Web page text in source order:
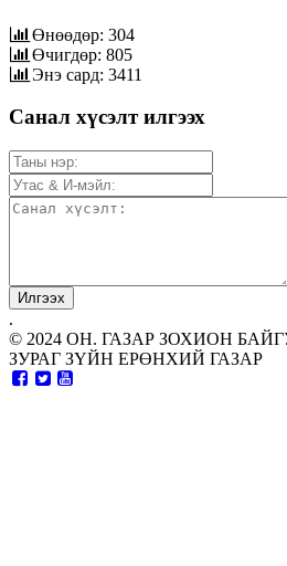
Өнөөдөр: 304
Өчигдөр: 805
Энэ сард: 3411
Санал хүсэлт илгээх
.
© 2024 ОН. ГАЗАР ЗОХИОН
ЗУРАГ ЗҮЙН ЕРӨНХИЙ ГАЗАР